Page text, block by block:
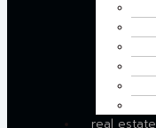
real estate